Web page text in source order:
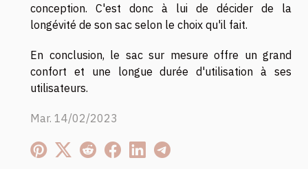
conception. C'est donc à lui de décider de la
longévité de son sac selon le choix qu'il fait.
En conclusion, le sac sur mesure offre un grand
confort et une longue durée d'utilisation à ses
utilisateurs.
Mar. 14/02/2023